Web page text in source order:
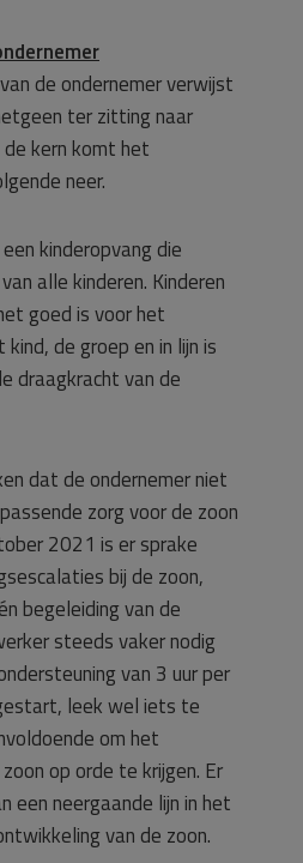
de ondernemer verwijst
ter zitting naar
kern komt het
neer.
kinderopvang die
alle kinderen. Kinderen
goed is voor het
de groep en in lijn is
draagkracht van de
dat de ondernemer niet
zorg voor de zoon
2021 is er sprake
bij de zoon,
begeleiding van de
steeds vaker nodig
van 3 uur per
leek wel iets te
om het
op orde te krijgen. Er
een neergaande lijn in het
van de zoon.